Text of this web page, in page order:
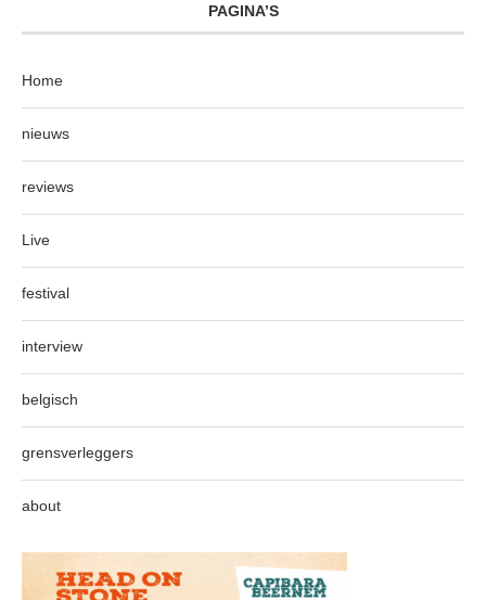
PAGINA’S
Home
nieuws
reviews
Live
festival
interview
belgisch
grensverleggers
about